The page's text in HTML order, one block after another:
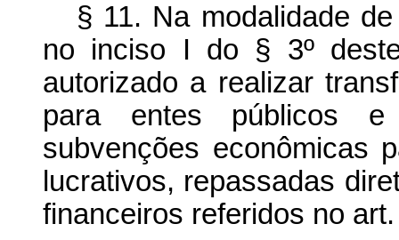
§ 11. Na modalidade
no inciso I do § 3º
autorizado a realizar
para entes públicos e
subvenções econômicas
lucrativos, repassadas
financeiros referidos no